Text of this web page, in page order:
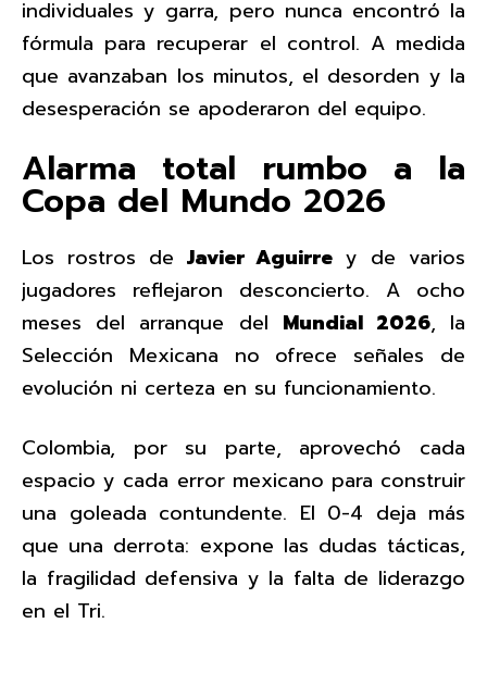
individuales y garra, pero nunca encontró la
fórmula para recuperar el control. A medida
que avanzaban los minutos, el desorden y la
desesperación se apoderaron del equipo.
Alarma total rumbo a la
Copa del Mundo 2026
Los rostros de Javier Aguirre y de varios
jugadores reflejaron desconcierto. A ocho
meses del arranque del Mundial 2026, la
Selección Mexicana no ofrece señales de
evolución ni certeza en su funcionamiento.
Colombia, por su parte, aprovechó cada
espacio y cada error mexicano para construir
una goleada contundente. El 0-4 deja más
que una derrota: expone las dudas tácticas,
la fragilidad defensiva y la falta de liderazgo
en el Tri.